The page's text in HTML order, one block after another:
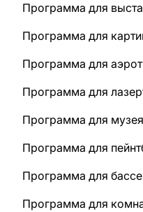
Программа для
Программа для
Программа для
Программа для
Программа для музея
Программа для
Программа для
Программа для